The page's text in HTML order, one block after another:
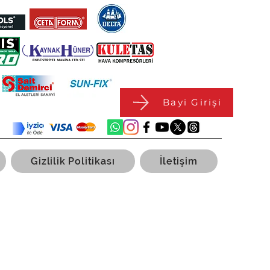
Bayi Girişi
Gizlilik Politikası İletişim